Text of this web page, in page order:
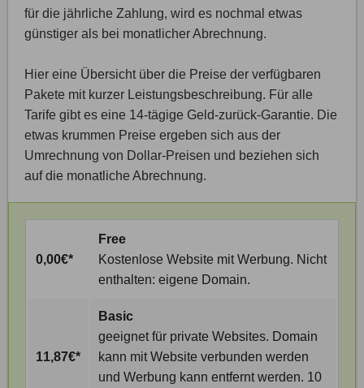
für die jährliche Zahlung, wird es nochmal etwas
günstiger als bei monatlicher Abrechnung.
Hier eine Übersicht über die Preise der verfügbaren
Pakete mit kurzer Leistungsbeschreibung. Für alle
Tarife gibt es eine 14-tägige Geld-zurück-Garantie. Die
etwas krummen Preise ergeben sich aus der
Umrechnung von Dollar-Preisen und beziehen sich
auf die monatliche Abrechnung.
0,00€*
Free
Kostenlose Website mit Werbung. Nicht
enthalten: eigene Domain.
11,87€*
Basic
geeignet für private Websites. Domain
kann mit Website verbunden werden
und Werbung kann entfernt werden. 10